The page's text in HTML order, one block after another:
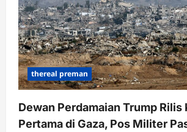
thereal preman
Dewan Perdamaian Trump Rilis
Pertama di Gaza, Pos Militer